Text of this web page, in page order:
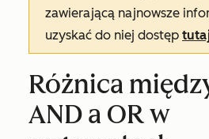
zawierającą najnowsze
uzyskać do niej dostęp
Różnica
AND a OR w